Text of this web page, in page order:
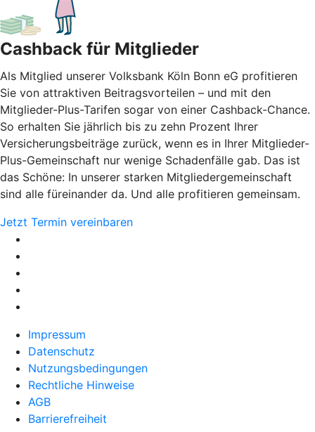
Cashback für Mitglieder
Als Mitglied unserer Volksbank Köln Bonn eG profitieren
Sie von attraktiven Beitragsvorteilen – und mit den
Mitglieder-Plus-Tarifen sogar von einer Cashback-Chance.
So erhalten Sie jährlich bis zu zehn Prozent Ihrer
Versicherungsbeiträge zurück, wenn es in Ihrer Mitglieder-
Plus-Gemeinschaft nur wenige Schadenfälle gab. Das ist
das Schöne: In unserer starken Mitgliedergemeinschaft
sind alle füreinander da. Und alle profitieren gemeinsam.​
Jetzt Termin vereinbaren
Impressum
Datenschutz
Nutzungsbedingungen
Rechtliche Hinweise
AGB
Barrierefreiheit